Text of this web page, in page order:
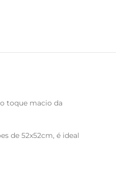
toque macio da
de 52x52cm, é ideal